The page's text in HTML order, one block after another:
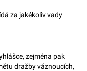
za jakékoliv vady
zejména pak
dražby váznoucích,